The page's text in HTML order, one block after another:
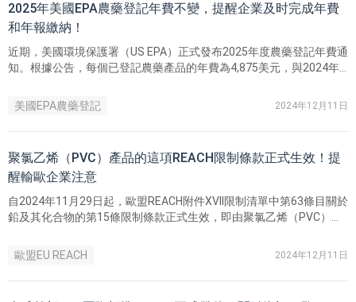
2025年美國EPA農藥登記年費不變，提醒企業及时完成年費
和年報繳納！
近期，美國環境保護署（US EPA）正式發布2025年度農藥登記年費通
知。根據公告，每個已登記農藥產品的年費為4,875美元，與2024年
不會有重大變化，因此費用未作調整。
美國EPA農藥登記 2024年12月11日
聚氯乙烯（PVC）產品的這項REACH限制條款正式生效！提
醒輸歐企業注意
自2024年11月29日起，歐盟REACH附件XVII限制清單中第63條目關於
鉛及其化合物的第15條限制條款正式生效，即由聚氯乙烯（PVC）製
歐盟EU REACH
2024年12月11日